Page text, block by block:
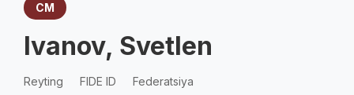
CM
Ivanov, Svetlen
Reyting FIDE ID Federatsiya